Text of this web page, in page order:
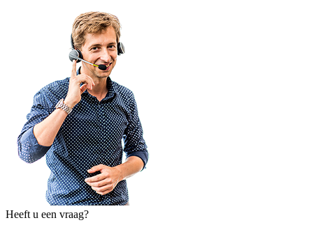
Heeft u een vraag?